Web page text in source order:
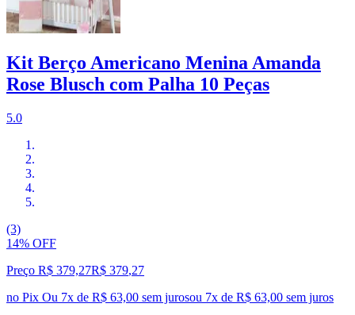
Kit Berço Americano Menina Amanda
Rose Blusch com Palha 10 Peças
5.0
(3)
14% OFF
Preço R$ 379,27R$ 379,27
no Pix Ou 7x de R$ 63,00 sem jurosou 7x de R$ 63,00 sem juros